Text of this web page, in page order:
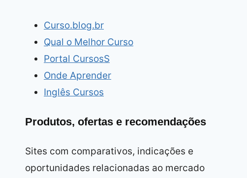
Curso.blog.br
Qual o Melhor Curso
Portal CursosS
Onde Aprender
Inglês Cursos
Produtos, ofertas e recomendações
Sites com comparativos, indicações e
oportunidades relacionadas ao mercado